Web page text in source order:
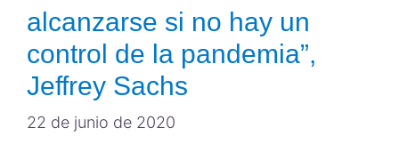
alcanzarse si no hay un
control de la pandemia”,
Jeffrey Sachs
22 de junio de 2020